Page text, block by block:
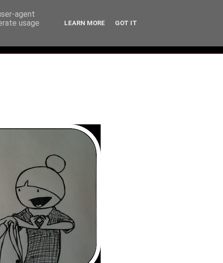
agent
usage
LEARN MORE GOT IT